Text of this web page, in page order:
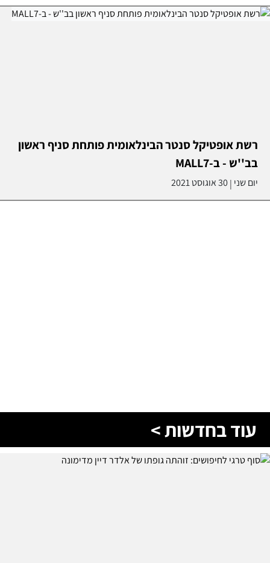
רשת אופטיקל סנטר הבינלאומית פותחת סניף ראשון
בב''ש - ב-MALL7
יום שני |30 אוגוסט 2021
עוד בחדשות >